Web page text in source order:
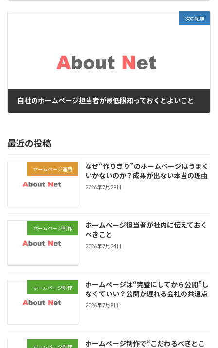
次の記事
自社のホームページ担当者が最低限知っておくとよいこと
最近の投稿
ホームページ運用
なぜ“作りきり”のホームページはうまく
いかないのか？成果が出ない本当の理由
2026年7月29日
ホームページ制作
ホームページ担当者が社内に伝えておく
べきこと
2026年7月24日
ホームページ制作
ホームページは“完璧にしてから公開”し
なくていい？公開が遅れる会社の共通点
2026年7月9日
ホームページ制作
ホームページ制作で“こだわるべきとこ